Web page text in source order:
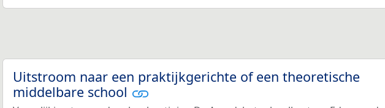
Uitstroom naar een praktijkgerichte of een theoretische
middelbare school